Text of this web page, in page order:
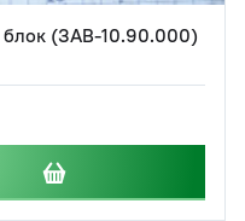
(ЗАВ-10.90.000)